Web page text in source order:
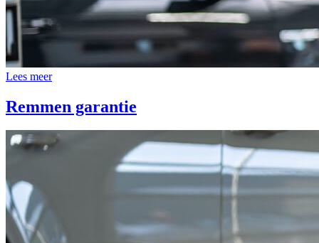
Lees meer
Remmen garantie